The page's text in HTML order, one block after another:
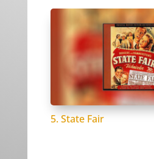
5. State Fair